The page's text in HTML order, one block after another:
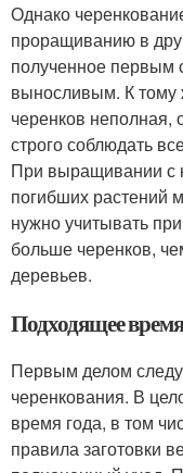
Однако
проращиванию в
полученное первым
выносливым. К тому
черенков неполная,
строго соблюдать
При выращивании с
погибших растений
нужно учитывать
больше черенков,
деревьев.
Подходящее
Первым делом
черенкования. В
время года, в том
правила заготовки